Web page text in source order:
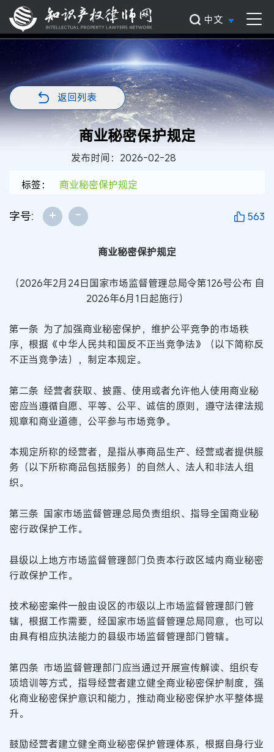
中文
返回列表
商业秘密保护规定
发布时间：2026-02-28
标签：
商业秘密保护规定
字号: + - 563
商业秘密保护规定
（2026年2月24日国家市场监督管理总局令第126号公布 自
2026年6月1日起施行）
第一条 为了加强商业秘密保护，维护公平竞争的市场秩
序，根据《中华人民共和国反不正当竞争法》（以下简称反
不正当竞争法），制定本规定。
第二条 经营者获取、披露、使用或者允许他人使用商业秘
密应当遵循自愿、平等、公平、诚信的原则，遵守法律法规
规章和商业道德，公平参与市场竞争。
本规定所称的经营者，是指从事商品生产、经营或者提供服
务（以下所称商品包括服务）的自然人、法人和非法人组
织。
第三条 国家市场监督管理总局负责组织、指导全国商业秘
密行政保护工作。
县级以上地方市场监督管理部门负责本行政区域内商业秘密
行政保护工作。
技术秘密案件一般由设区的市级以上市场监督管理部门管
辖，根据工作需要，经国家市场监督管理总局同意，也可以
由具有相应执法能力的县级市场监督管理部门管辖。
第四条 市场监督管理部门应当通过开展宣传解读、组织专
项培训等方式，指导经营者建立健全商业秘密保护制度，强
化商业秘密保护意识和能力，推动商业秘密保护水平整体提
升。
鼓励经营者建立健全商业秘密保护管理体系，根据自身行业